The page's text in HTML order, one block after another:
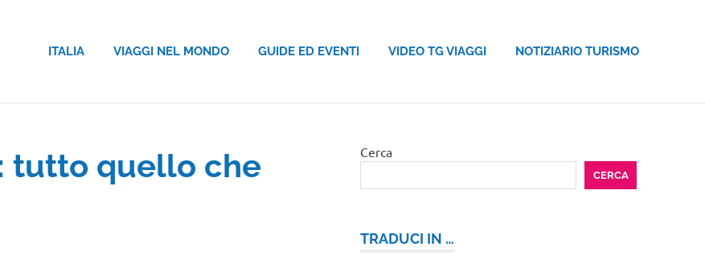
ITALIA VIAGGI NEL MONDO GUIDE ED EVENTI VIDEO TG VIAGGI NOTIZIARIO TURISMO
tutto quello che
Cerca
CERCA
TRADUCI IN …